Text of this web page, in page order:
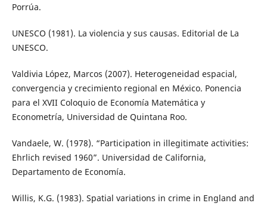
Porrúa.
UNESCO (1981). La violencia y sus causas. Editorial de La
UNESCO.
Valdivia López, Marcos (2007). Heterogeneidad espacial,
convergencia y crecimiento regional en México. Ponencia
para el XVII Coloquio de Economía Matemática y
Econometría, Universidad de Quintana Roo.
Vandaele, W. (1978). “Participation in illegitimate activities:
Ehrlich revised 1960”. Universidad de California,
Departamento de Economía.
Willis, K.G. (1983). Spatial variations in crime in England and